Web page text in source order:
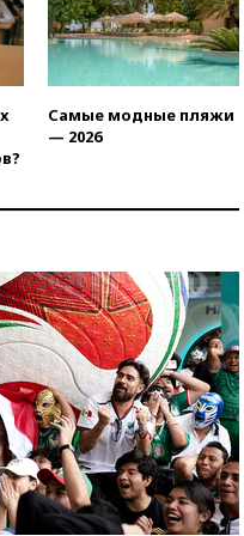
по открытию
хабов
Сенаторы Аргентины
скандальный
о частной
собственности
низкого уровня
суд снять «Яблоко»
Путин обсудил с
ОАЭ ситуацию в
заливе и на
Суд обязал москвичку
из квартиры
лису и других
Самые модные пляжи
— 2026